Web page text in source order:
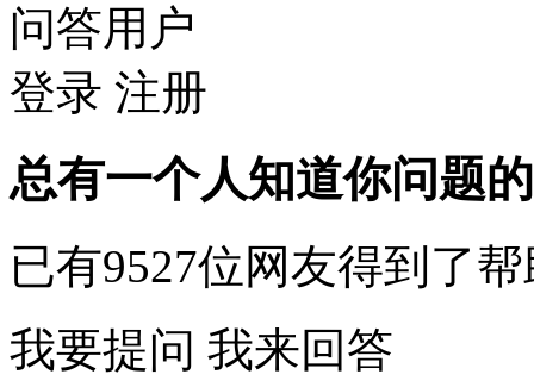
问答用户
登录 注册
总有一个人知道你问题
已有9527位网友得到了帮
我要提问 我来回答